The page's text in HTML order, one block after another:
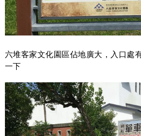
六堆客家文化園區佔地廣大，入口處
一下